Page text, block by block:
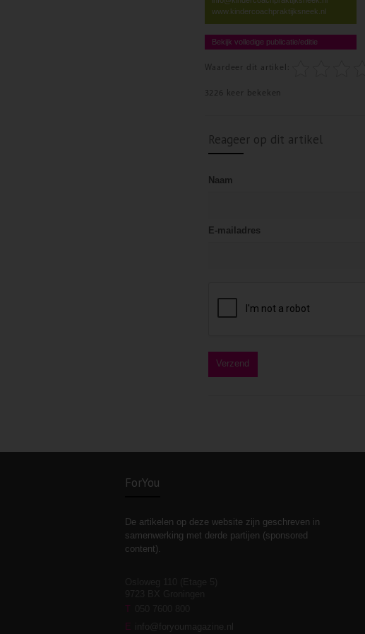
www.kindercoachpraktijksneek.nl
Bekijk volledige publicatie/editie
Waardeer dit artikel:
3226 keer bekeken
Reageer op dit artikel
Naam
E-mailadres
ForYou
De artikelen op deze website zijn geschreven in
samenwerking met derde partijen (sponsored
content).
T
E info@foryoumagazine.nl